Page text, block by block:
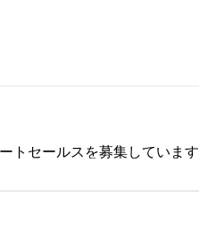
トセールスを募集しています